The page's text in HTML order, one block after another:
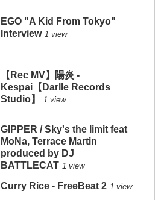
EGO "A Kid From Tokyo"
Interview 1 view
【Rec MV】陽炎 -
Kespai【Darlle Records
Studio】
1 view
GIPPER / Sky's the limit feat
MoNa, Terrace Martin
produced by DJ
BATTLECAT 1 view
Curry Rice - FreeBeat 2 1 view